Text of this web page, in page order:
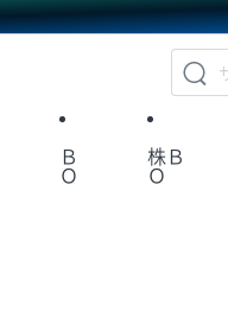
Ｂ
Ｏ
株Ｂ
Ｏ